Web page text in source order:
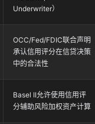
Underwriter）
OCC/Fed/FDIC联合声明
承认信用评分在信贷决策
中的合法性
Basel II允许使用信用评
分辅助风险加权资产计算